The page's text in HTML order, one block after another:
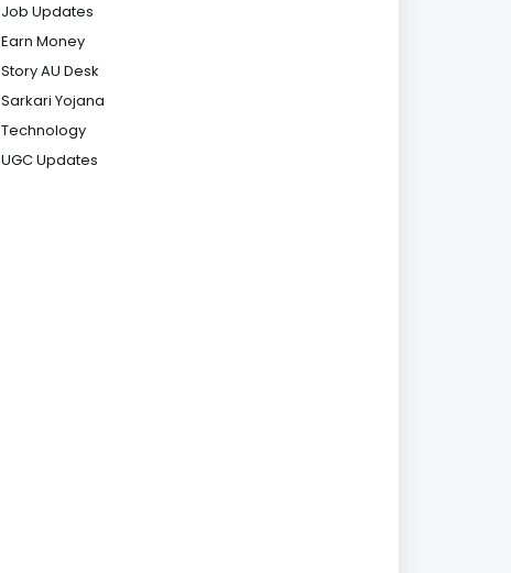
Job Updates
Earn Money
Story AU Desk
Sarkari Yojana
Technology
UGC Updates